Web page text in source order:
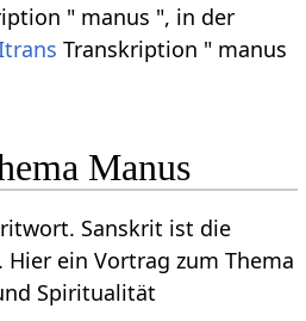
" manus ", in der
Transkription " manus
Manus
Sanskrit ist die
. Hier ein Vortrag zum Thema
Spiritualität